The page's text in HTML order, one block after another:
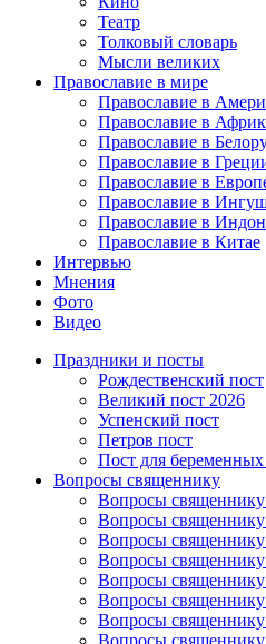
Театр
Толковый словарь
Мысли великих
Православие в мире
Православие в
Православие в
Православие в
Православие в
Православие в
Православие в
Православие в
Православие в Китае
Интервью
Мнения
Фото
Видео
Праздники и посты
Рождественский пост
Великий пост 2026
Успенский пост
Петров пост
Пост для
Вопросы священнику
Вопросы священнику
Вопросы священнику
Вопросы священнику
Вопросы
Вопросы священнику
Вопросы священнику
Вопросы